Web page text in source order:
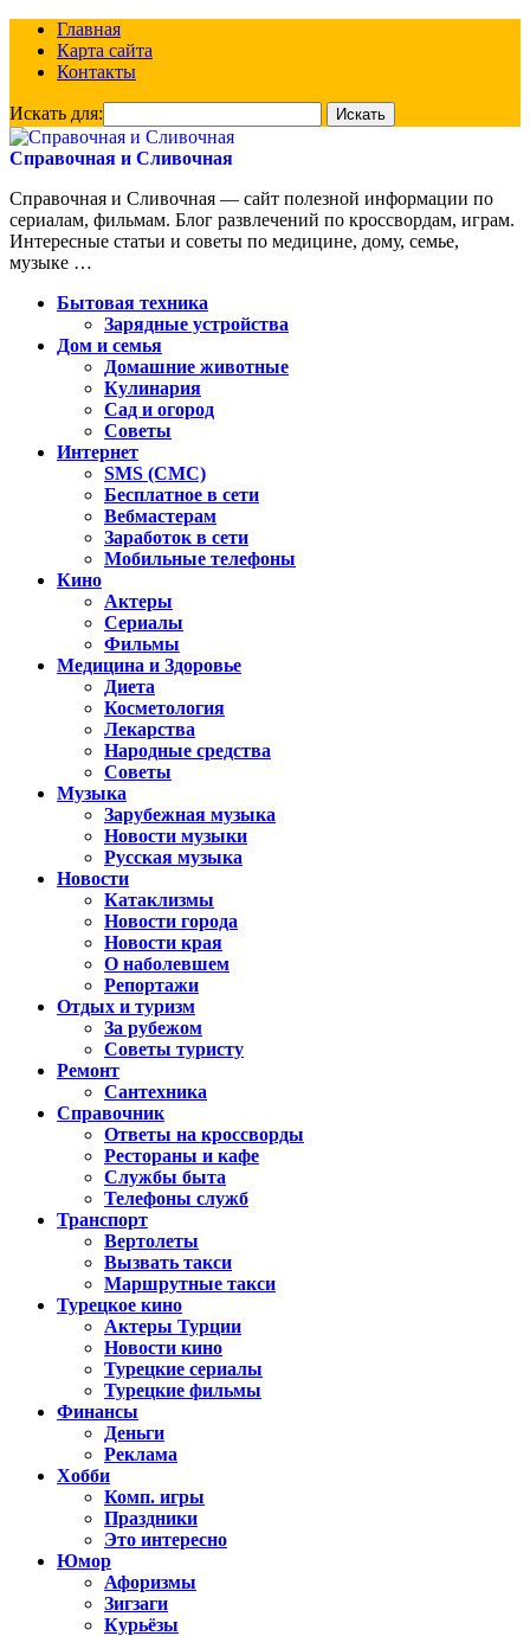
Главная
Карта сайта
Контакты
Искать для:
Справочная и Сливочная
Справочная и Сливочная — сайт полезной информации по
сериалам, фильмам. Блог развлечений по кроссвордам, играм.
Интересные статьи и советы по медицине, дому, семье,
музыке …
Бытовая техника
Зарядные устройства
Дом и семья
Домашние животные
Кулинария
Сад и огород
Советы
Интернет
SMS (СМС)
Бесплатное в сети
Вебмастерам
Заработок в сети
Мобильные телефоны
Кино
Актеры
Сериалы
Фильмы
Медицина и Здоровье
Диета
Косметология
Лекарства
Народные средства
Советы
Музыка
Зарубежная музыка
Новости музыки
Русская музыка
Новости
Катаклизмы
Новости города
Новости края
О наболевшем
Репортажи
Отдых и туризм
За рубежом
Советы туристу
Ремонт
Сантехника
Справочник
Ответы на кроссворды
Рестораны и кафе
Службы быта
Телефоны служб
Транспорт
Вертолеты
Вызвать такси
Маршрутные такси
Турецкое кино
Актеры Турции
Новости кино
Турецкие сериалы
Турецкие фильмы
Финансы
Деньги
Реклама
Хобби
Комп. игры
Праздники
Это интересно
Юмор
Афоризмы
Зигзаги
Курьёзы